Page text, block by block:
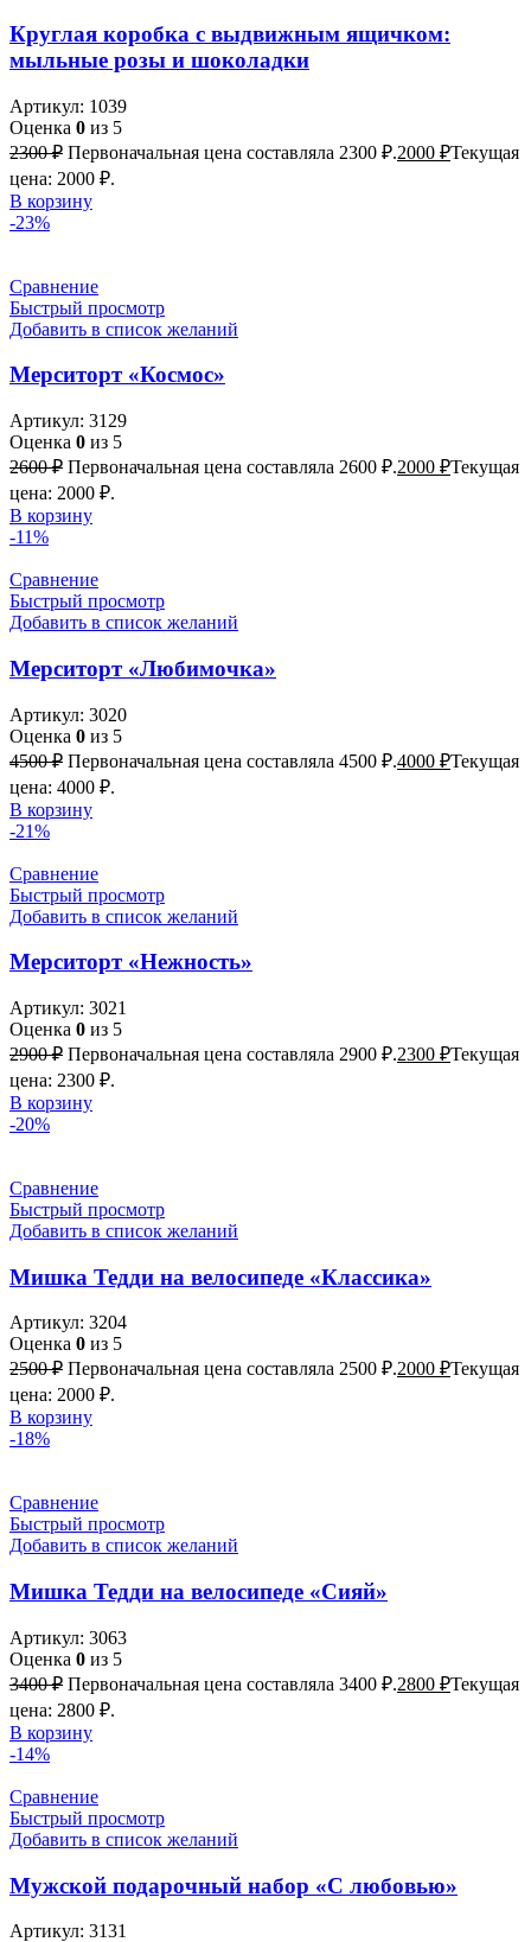
Круглая коробка с выдвижным ящичком:
мыльные розы и шоколадки
Артикул: 1039
Оценка 0 из 5
2300₽ Первоначальная цена составляла 2300 ₽.2000 ₽Текущая
цена: 2000 ₽.
В корзину
-23%
Сравнение
Быстрый просмотр
Добавить в список желаний
Мерситорт «Космос»
Артикул: 3129
Оценка 0 из 5
2600₽ Первоначальная цена составляла 2600 ₽.2000 ₽Текущая
цена: 2000 ₽.
В корзину
-11%
Сравнение
Быстрый просмотр
Добавить в список желаний
Мерситорт «Любимочка»
Артикул: 3020
Оценка 0 из 5
4500₽ Первоначальная цена составляла 4500 ₽.4000 ₽Текущая
цена: 4000 ₽.
В корзину
-21%
Сравнение
Быстрый просмотр
Добавить в список желаний
Мерситорт «Нежность»
Артикул: 3021
Оценка 0 из 5
2900₽ Первоначальная цена составляла 2900 ₽.2300 ₽Текущая
цена: 2300 ₽.
В корзину
-20%
Сравнение
Быстрый просмотр
Добавить в список желаний
Мишка Тедди на велосипеде «Классика»
Артикул: 3204
Оценка 0 из 5
2500₽ Первоначальная цена составляла 2500 ₽.2000 ₽Текущая
цена: 2000 ₽.
В корзину
-18%
Сравнение
Быстрый просмотр
Добавить в список желаний
Мишка Тедди на велосипеде «Сияй»
Артикул: 3063
Оценка 0 из 5
3400₽ Первоначальная цена составляла 3400 ₽.2800 ₽Текущая
цена: 2800 ₽.
В корзину
-14%
Сравнение
Быстрый просмотр
Добавить в список желаний
Мужской подарочный набор «С любовью»
Артикул: 3131